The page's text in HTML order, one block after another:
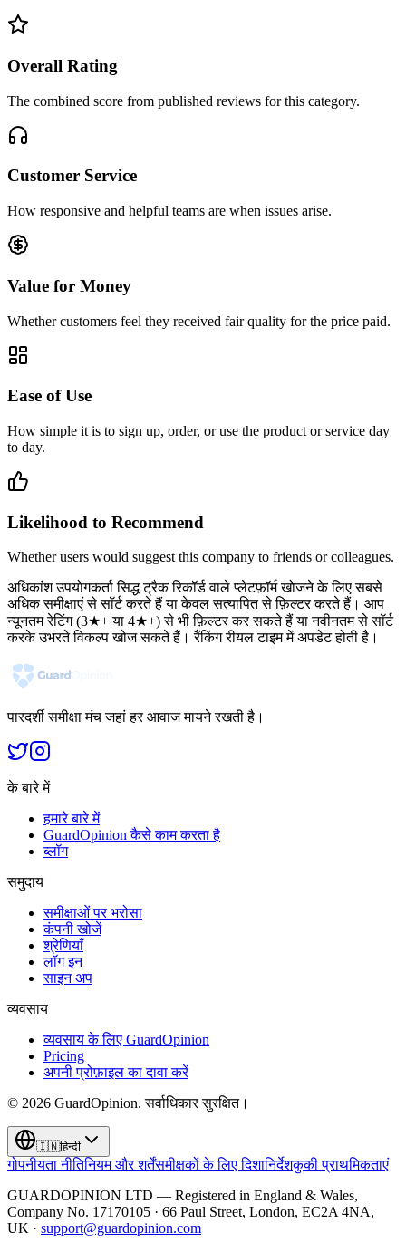
Overall Rating
The combined score from published reviews for this category.
Customer Service
How responsive and helpful teams are when issues arise.
Value for Money
Whether customers feel they received fair quality for the price paid.
Ease of Use
How simple it is to sign up, order, or use the product or service day
to day.
Likelihood to Recommend
Whether users would suggest this company to friends or colleagues.
अधिकांश उपयोगकर्ता सिद्ध ट्रैक रिकॉर्ड वाले प्लेटफ़ॉर्म खोजने के लिए सबसे
अधिक समीक्षाएं से सॉर्ट करते हैं या केवल सत्यापित से फ़िल्टर करते हैं। आप
न्यूनतम रेटिंग (3★+ या 4★+) से भी फ़िल्टर कर सकते हैं या नवीनतम से सॉर्ट
करके उभरते विकल्प खोज सकते हैं। रैंकिंग रीयल टाइम में अपडेट होती है।
पारदर्शी समीक्षा मंच जहां हर आवाज मायने रखती है।
के बारे में
हमारे बारे में
GuardOpinion कैसे काम करता है
ब्लॉग
समुदाय
समीक्षाओं पर भरोसा
कंपनी खोजें
श्रेणियाँ
लॉग इन
साइन अप
व्यवसाय
व्यवसाय के लिए GuardOpinion
Pricing
अपनी प्रोफ़ाइल का दावा करें
© 2026 GuardOpinion.सर्वाधिकार सुरक्षित।
🇮🇳हिन्दी
गोपनीयता नीतिनियम और शर्तेंसमीक्षकों के लिए दिशानिर्देशकुकी प्राथमिकताएं
GUARDOPINION LTD — Registered in England & Wales,
Company No. 17170105 · 66 Paul Street, London, EC2A 4NA,
UK · support@guardopinion.com